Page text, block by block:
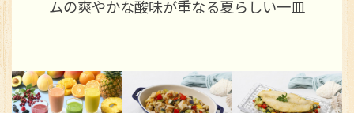
た味わい